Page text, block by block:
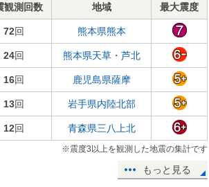
観測回数
地域
最大震度
72回 熊本県熊本
24回 熊本県天草・芦北
16回 鹿児島県薩摩
13回 岩手県内陸北部
12回 青森県三八上北
※震度3以上を観測した地震の集計です
もっと見る